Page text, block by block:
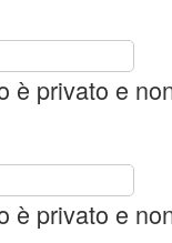
è privato e
è privato e